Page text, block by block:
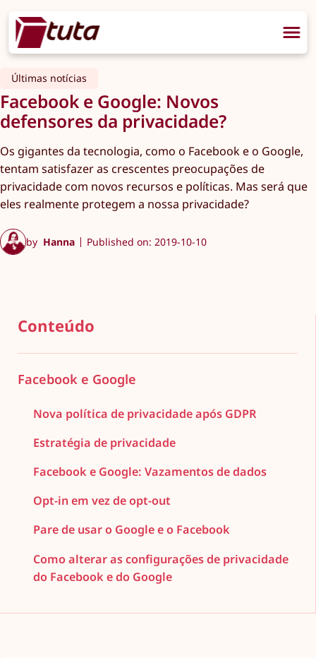
Últimas notícias
Facebook e Google: Novos
defensores da privacidade?
Os gigantes da tecnologia, como o Facebook e o Google,
tentam satisfazer as crescentes preocupações de
privacidade com novos recursos e políticas. Mas será que
eles realmente protegem a nossa privacidade?
by Hanna Published on: 2019-10-10
Conteúdo
Facebook e Google
Nova política de privacidade após GDPR
Estratégia de privacidade
Facebook e Google: Vazamentos de dados
Opt-in em vez de opt-out
Pare de usar o Google e o Facebook
Como alterar as configurações de privacidade
do Facebook e do Google